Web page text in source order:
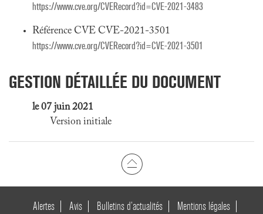
https://www.cve.org/CVERecord?id=CVE-2021-3483
Référence CVE CVE-2021-3501
https://www.cve.org/CVERecord?id=CVE-2021-3501
GESTION DÉTAILLÉE DU DOCUMENT
le 07 juin 2021
Version initiale
Alertes Avis Bulletins d’actualités Mentions légales